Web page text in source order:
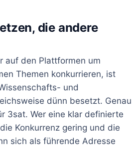
die andere
auf den Plattformen um
Themen konkurrieren, ist
und
dünn besetzt. Genau
3sat. Wer eine klar definierte
Konkurrenz gering und die
sich als führende Adresse